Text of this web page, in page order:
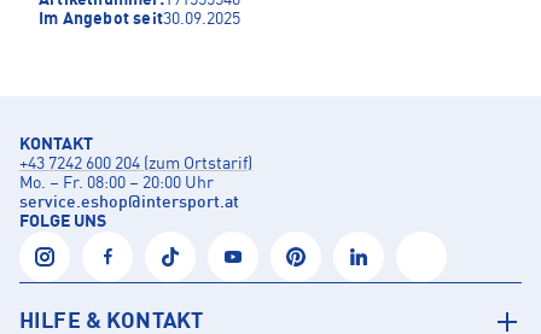
Im Angebot seit30.09.2025
KONTAKT
+43 7242 600 204 (zum Ortstarif)
Mo. – Fr. 08:00 – 20:00 Uhr
service.eshop@intersport.at
FOLGE UNS
HILFE & KONTAKT